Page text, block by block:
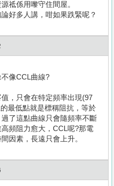
祗係用嚟守住間屋。
好多人講，咁如果跌緊呢？
像CCL曲線?
，只會在特定頻率出現(97
最低點就是標稱阻抗，等於
了這點曲線只會隨頻率不斷
頻阻力愈大，CCL呢?那電
因素，長遠只會上升。